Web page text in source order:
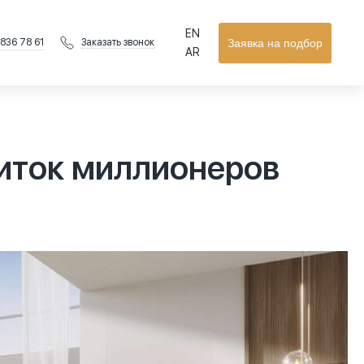
78 61 Заказать звонок Заявка на подбор
EN
AR
миллионеров